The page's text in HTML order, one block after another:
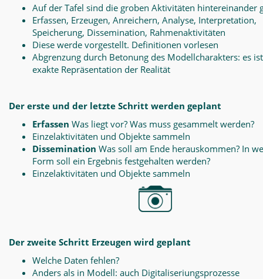
Auf der Tafel sind die groben Aktivitäten hintereinander
Erfassen, Erzeugen, Anreichern, Analyse, Interpretation,
Speicherung, Dissemination, Rahmenaktivitäten
Diese werde vorgestellt. Definitionen vorlesen
Abgrenzung durch Betonung des Modellcharakters: es
exakte Repräsentation der Realität
Der erste und der letzte Schritt werden geplant
Erfassen Was liegt vor? Was muss gesammelt werden?
Einzelaktivitäten und Objekte sammeln
Dissemination Was soll am Ende herauskommen? In
Form soll ein Ergebnis festgehalten werden?
Einzelaktivitäten und Objekte sammeln
Der zweite Schritt Erzeugen wird geplant
Welche Daten fehlen?
Anders als in Modell: auch Digitaliseriungsprozesse